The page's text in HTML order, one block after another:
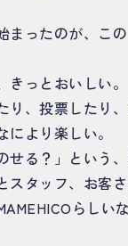
まったのが、この
きっとおいしい。
り、投票したり
より楽しい。
せる？」という
スタッフ、お客さ
らしい